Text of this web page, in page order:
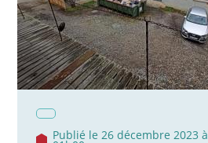
Publié le 26 décembre 2023 à